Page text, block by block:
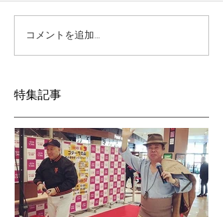
コメントを追加…
特集記事